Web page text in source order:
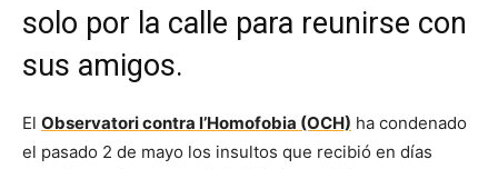
solo por la calle para reunirse con
sus amigos.
El Observatori contra l’Homofobia (OCH) ha condenado
el pasado 2 de mayo los insultos que recibió en días